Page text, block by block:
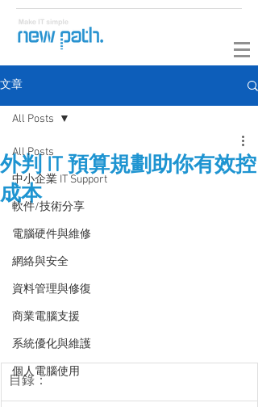
文章
All Posts
中小企業 IT Support
軟件/技術分享
電腦硬件與維修
網絡與安全
資料管理與修復
商業電腦支援
系統優化與維護
個人電腦使用
All Posts
外判 IT 預算規劃助你有效控
成本
目錄：